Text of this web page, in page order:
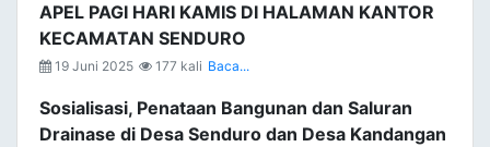
APEL PAGI HARI KAMIS DI HALAMAN KANTOR
KECAMATAN SENDURO
19 Juni 2025 177 kali Baca...
Sosialisasi, Penataan Bangunan dan Saluran
Drainase di Desa Senduro dan Desa Kandangan